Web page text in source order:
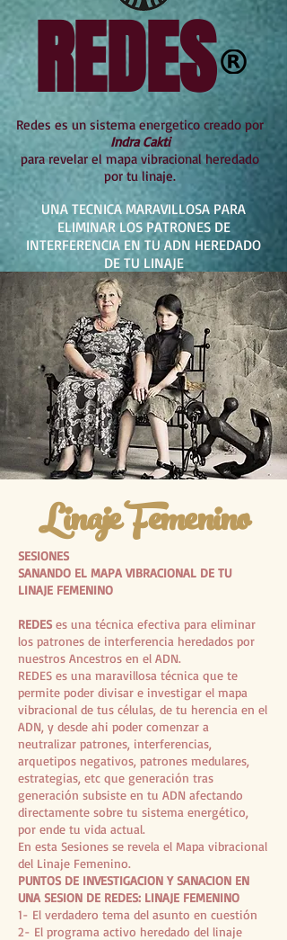
REDES
Redes es un sistema energetico creado por
Indra Cakti
para revelar el mapa vibracional heredado
por tu linaje.
UNA TECNICA MARAVILLOSA PARA
ELIMINAR LOS PATRONES DE
INTERFERENCIA EN TU ADN HEREDADO
DE TU LINAJE
Click en el ADN
Linaje Femenino
SESIONES
SANANDO EL MAPA VIBRACIONAL DE TU
LINAJE FEMENINO
REDES es una técnica efectiva para eliminar
los patrones de interferencia heredados por
nuestros Ancestros en el ADN.
REDES es una maravillosa técnica que te
permite poder divisar e investigar el mapa
vibracional de tus células, de tu herencia en el
ADN, y desde ahi poder comenzar a
neutralizar patrones, interferencias,
arquetipos negativos, patrones medulares,
estrategias, etc que generación tras
generación subsiste en tu ADN afectando
directamente sobre tu sistema energético,
por ende tu vida actual.
En esta Sesiones se revela el Mapa vibracional
del Linaje Femenino.
PUNTOS DE INVESTIGACION Y SANACION EN
UNA SESION DE REDES: LINAJE FEMENINO
1- El verdadero tema del asunto en cuestión
2- El programa activo heredado del linaje